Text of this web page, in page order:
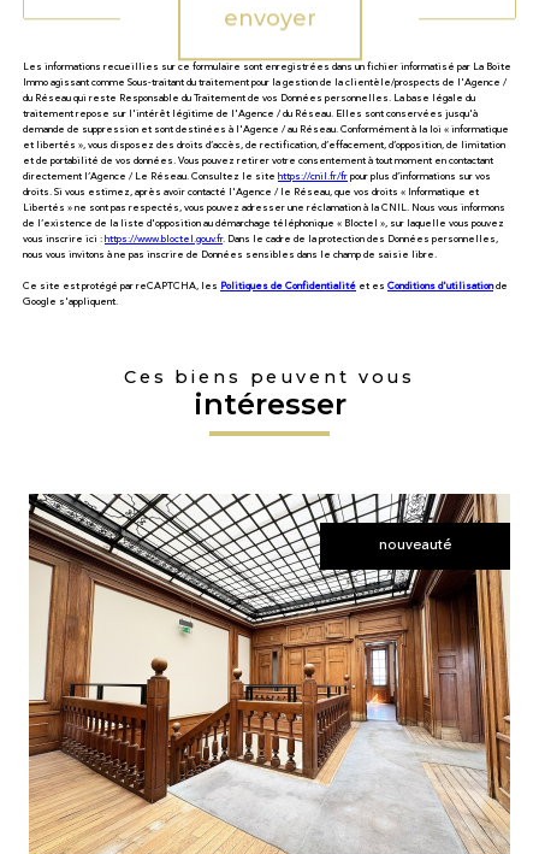
envoyer
Les informations recueillies sur ce formulaire sont enregistrées dans un fichier informatisé par La Boite
Immo agissant comme Sous-traitant du traitement pour la gestion de la clientèle/prospects de l'Agence /
du Réseau qui reste Responsable du Traitement de vos Données personnelles. La base légale du
traitement repose sur l'intérêt légitime de l'Agence / du Réseau. Elles sont conservées jusqu'à
demande de suppression et sont destinées à l'Agence / au Réseau. Conformément à la loi « informatique
et libertés », vous disposez des droits d’accès, de rectification, d’effacement, d’opposition, de limitation
et de portabilité de vos données. Vous pouvez retirer votre consentement à tout moment en contactant
directement l’Agence / Le Réseau. Consultez le site https://cnil.fr/frpour plus d’informations sur vos
droits. Si vous estimez, après avoir contacté l'Agence / le Réseau, que vos droits « Informatique et
Libertés » ne sont pas respectés, vous pouvez adresser une réclamation à la CNIL. Nous vous informons
de l’existence de la liste d'opposition au démarchage téléphonique « Bloctel », sur laquelle vous pouvez
vous inscrire ici :https://www.bloctel.gouv.fr. Dans le cadre de la protection des Données personnelles,
nous vous invitons à ne pas inscrire de Données sensibles dans le champ de saisie libre.
Ce site est protégé par reCAPTCHA, les Politiques de Confidentialité et es Conditions d'utilisationde
Google s'appliquent.
Ces biens peuvent vous
intéresser
nouveauté
voir le bien